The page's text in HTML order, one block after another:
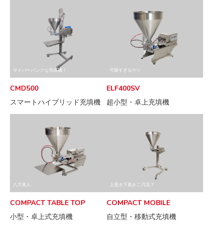
サイバーパンクな充填機！
CMD500
スマートハイブリッド充填機
可愛すぎるヤツ
ELF400SV
超小型・卓上充填機
八方美人
COMPACT TABLE TOP
小型・卓上式充填機
上置き下置き二刀流？
COMPACT MOBILE
自立型・移動式充填機